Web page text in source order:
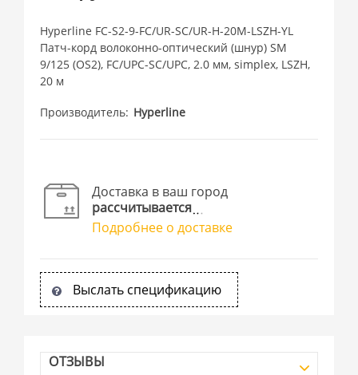
Hyperline FC-S2-9-FC/UR-SC/UR-H-20M-LSZH-YL
Патч-корд волоконно-оптический (шнур) SM
9/125 (OS2), FC/UPC-SC/UPC, 2.0 мм, simplex, LSZH,
20 м
Производитель Hyperline
Доставка в ваш город
рассчитывается
Подробнее о доставке
Выслать спецификацию
ОТЗЫВЫ